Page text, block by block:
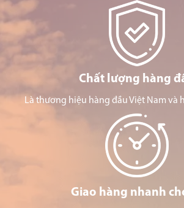
Chất lượng hàng
Là thương hiệu hàng đầu Việt Nam và
Giao hàng nhanh